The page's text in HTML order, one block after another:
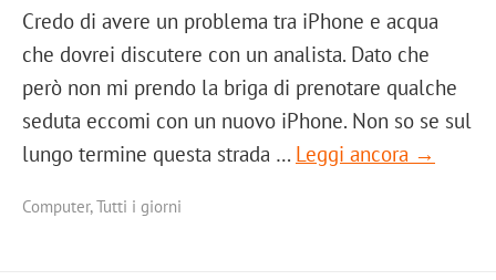
Credo di avere un problema tra iPhone e acqua
che dovrei discutere con un analista. Dato che
però non mi prendo la briga di prenotare qualche
seduta eccomi con un nuovo iPhone. Non so se sul
lungo termine questa strada … Leggi ancora →
Computer,Tutti i giorni